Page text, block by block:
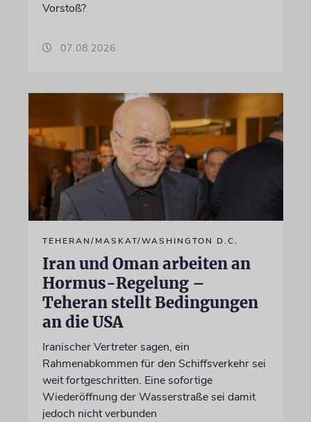
Vorstoß?
07.08.2026
TEHERAN/MASKAT/WASHINGTON D.C.
Iran und Oman arbeiten an
Hormus-Regelung –
Teheran stellt Bedingungen
an die USA
Iranischer Vertreter sagen, ein
Rahmenabkommen für den Schiffsverkehr sei
weit fortgeschritten. Eine sofortige
Wiederöffnung der Wasserstraße sei damit
jedoch nicht verbunden